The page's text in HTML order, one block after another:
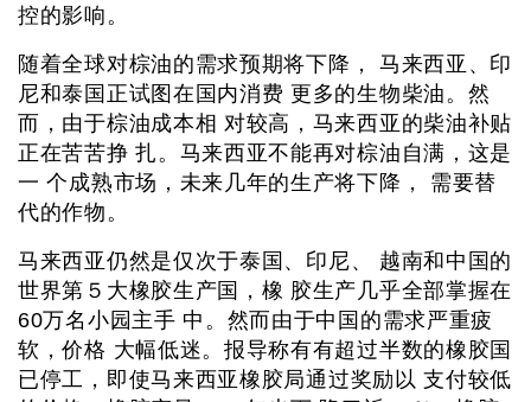
控的影响。
随着全球对棕油的需求预期将下降， 马来西亚、印
尼和泰国正试图在国内消费 更多的生物柴油。然
而，由于棕油成本相 对较高，马来西亚的柴油补贴
正在苦苦挣 扎。马来西亚不能再对棕油自满，这是
一 个成熟市场，未来几年的生产将下降， 需要替
代的作物。
马来西亚仍然是仅次于泰国、印尼、 越南和中国的
世界第５大橡胶生产国，橡 胶生产几乎全部掌握在
60万名小园主手 中。然而由于中国的需求严重疲
软，价格 大幅低迷。报导称有有超过半数的橡胶国
已停工，即使马来西亚橡胶局通过奖励以 支付较低